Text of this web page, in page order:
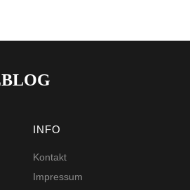
INFO
Kontakt
Impressum